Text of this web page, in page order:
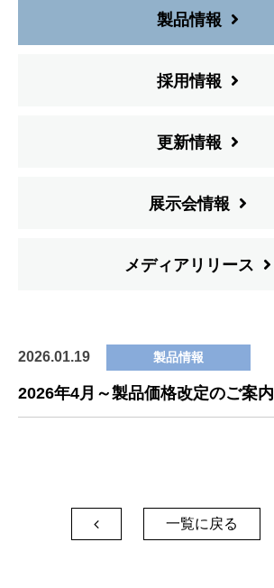
製品情報
採用情報
更新情報
展示会情報
メディアリリース
2026.01.19 製品情報
2026年4月～製品価格改定のご案内
 一覧に戻る